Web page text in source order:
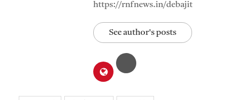
https://rnfnews.in/debajit
See author's posts